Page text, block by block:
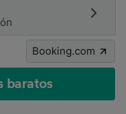
Booking.com
baratos